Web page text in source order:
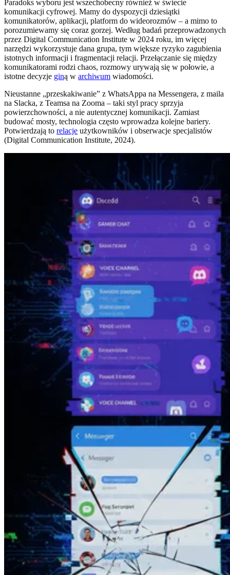
Paradoks wyboru jest wszechobecny również w świecie
komunikacji cyfrowej. Mamy do dyspozycji dziesiątki
komunikatorów, aplikacji, platform do wideorozmów – a mimo to
porozumiewamy się coraz gorzej. Według badań przeprowadzonych
przez Digital Communication Institute w 2024 roku, im więcej
narzędzi wykorzystuje dana grupa, tym większe ryzyko zagubienia
istotnych informacji i fragmentacji relacji. Przełączanie się między
komunikatorami rodzi chaos, rozmowy urywają się w połowie, a
istotne decyzje giną w archiwum wiadomości.
Nieustanne „przeskakiwanie” z WhatsAppa na Messengera, z maila
na Slacka, z Teamsa na Zooma – taki styl pracy sprzyja
powierzchowności, a nie autentycznej komunikacji. Zamiast
budować mosty, technologia często wprowadza kolejne bariery.
Potwierdzają to relacje użytkowników i obserwacje specjalistów
(Digital Communication Institute, 2024).